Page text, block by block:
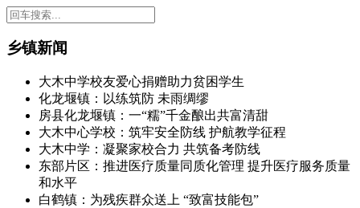
乡镇新闻
大木中学校友爱心捐赠助力贫困学生
化龙堰镇：以练筑防 未雨绸缪
房县化龙堰镇：一“糯”千金酿出共富清甜
大木中心学校：筑牢安全防线 护航教学征程
大木中学：凝聚家校合力 共筑备考防线
东部片区：推进医疗质量同质化管理 提升医疗服务质量
和水平
白鹤镇：为残疾群众送上 “致富技能包”